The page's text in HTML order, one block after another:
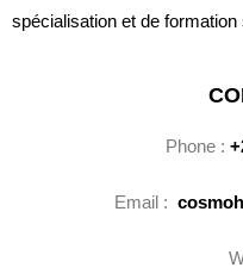
spécialisation et de
Phone :
Email :